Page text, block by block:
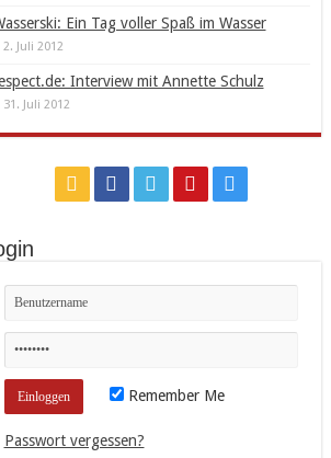
Ein Tag voller Spaß im Wasser
2. Juli 2012
Interview mit Annette Schulz
31. Juli 2012
Remember Me
Passwort vergessen?